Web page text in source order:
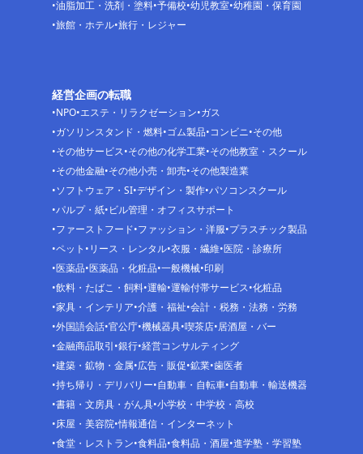
油脂加工・洗剤・塗料 予備校 幼児教室 幼稚園・保育園
旅館・ホテル 旅行・レジャー
経営企画の転職
NPO エステ・リラクゼーション ガス
ガソリンスタンド・燃料 ゴム製品 コンビニ その他
その他サービス その他の化学工業 その他教室・スクール
その他金融 その他小売・卸売 その他製造業
ソフトウェア・SI デザイン・製作 パソコンスクール
パルプ・紙 ビル管理・オフィスサポート
ファーストフード ファッション・洋服 プラスチック製品
ペット リース・レンタル 衣服・繊維 医院・診療所
医薬品 医薬品・化粧品 一般機械 印刷
飲料・たばこ・飼料 運輸 運輸付帯サービス 化粧品
家具・インテリア 介護・福祉 会計・税務・法務・労務
外国語会話 官公庁 機械器具 喫茶店 居酒屋・バー
金融商品取引 銀行 経営コンサルティング
建築・鉱物・金属 広告・販促 鉱業 歯医者
持ち帰り・デリバリー 自動車・自転車 自動車・輸送機器
書籍・文房具・がん具 小学校・中学校・高校
床屋・美容院 情報通信・インターネット
食堂・レストラン 食料品 食料品・酒屋 進学塾・学習塾